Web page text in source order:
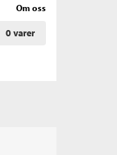
Om oss
0varer